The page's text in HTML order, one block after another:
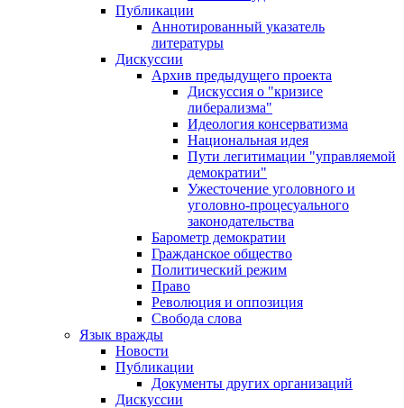
Публикации
Аннотированный указатель
литературы
Дискуссии
Архив предыдущего проекта
Дискуссия о "кризисе
либерализма"
Идеология консерватизма
Национальная идея
Пути легитимации "управляемой
демократии"
Ужесточение уголовного и
уголовно-процесуального
законодательства
Барометр демократии
Гражданское общество
Политический режим
Право
Революция и оппозиция
Свобода слова
Язык вражды
Новости
Публикации
Документы других организаций
Дискуссии